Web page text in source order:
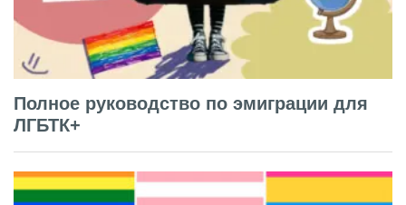
Полное руководство по эмиграции для
ЛГБТК+